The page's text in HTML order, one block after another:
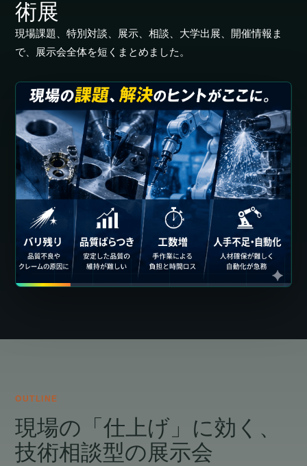
術展
現場課題、特別対談、展示、相談、大学出展、開催情報ま
で、展示会全体を短くまとめました。
藤本工業㈱
TAFLINK
バリ取り男塾
藤本塾長
㈱スギノマシン
精密機器事業部
営業技術グループ
武藤グループ長
OUTLINE
現場の「仕上げ」に効く、
技術相談型の展示会